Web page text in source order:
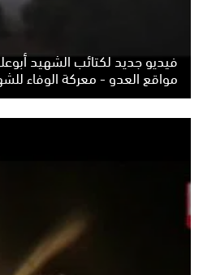
فيديو جديد لكتائب الشهيد
مواقع العدو - معركة الوفاء